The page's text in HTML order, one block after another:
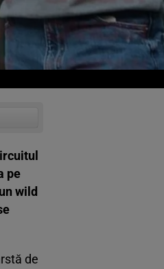
pe
wild
de